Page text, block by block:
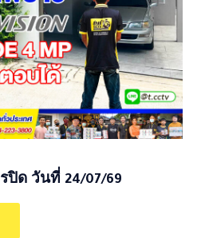
ปิด วันที่ 24/07/69